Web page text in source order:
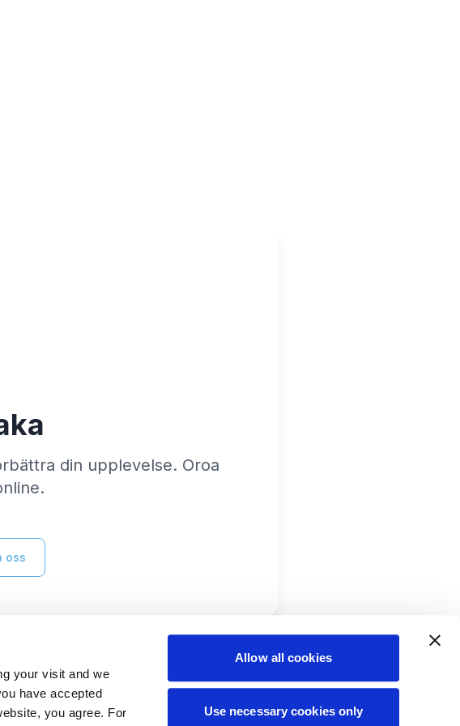
your visit and we
have accepted
you agree. For
Allow all cookies
Use necessary cookies only
din upplevelse. Oroa
oss